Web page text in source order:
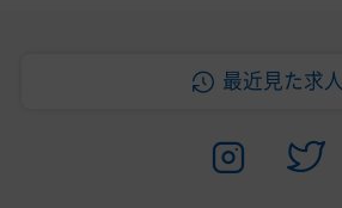
最近見た求人